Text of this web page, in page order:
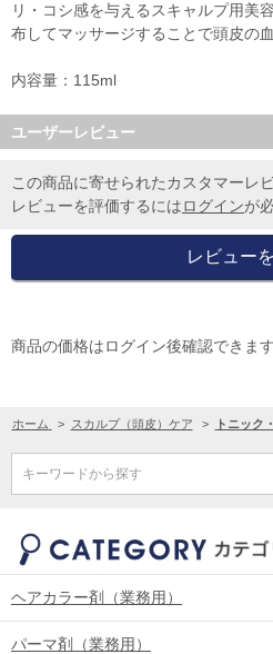
リ・コシ感を与えるスキャルプ用美
布してマッサージすることで頭皮の
内容量：115ml
ユーザーレビュー
この商品に寄せられたカスタマーレ
レビューを評価するにはログインが
商品の価格はログイン後確認できます
ホーム > スカルプ（頭皮）ケア > トニック
キーワードから探す
ヘアカラー剤（業務用）
パーマ剤（業務用）